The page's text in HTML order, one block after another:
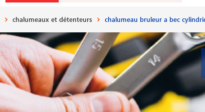
chalumeaux et détenteurs chalumeau bruleur a bec